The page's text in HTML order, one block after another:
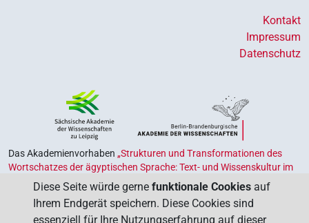
Kontakt
Impressum
Datenschutz
Das Akademienvorhaben „Strukturen und Transformationen des
Wortschatzes der ägyptischen Sprache: Text- und Wissenskultur im
Alten Ägypten‟
ist Teil des von Bund und Ländern geförderten
, das der Erhaltung, Sicherung und
Vergegenwärtigung unseres kulturellen Erbes dient. Koordiniert wird
Diese Seite würde gerne funktionale Cookies auf
Ihrem Endgerät speichern. Diese Cookies sind
essenziell für Ihre Nutzungserfahrung auf dieser